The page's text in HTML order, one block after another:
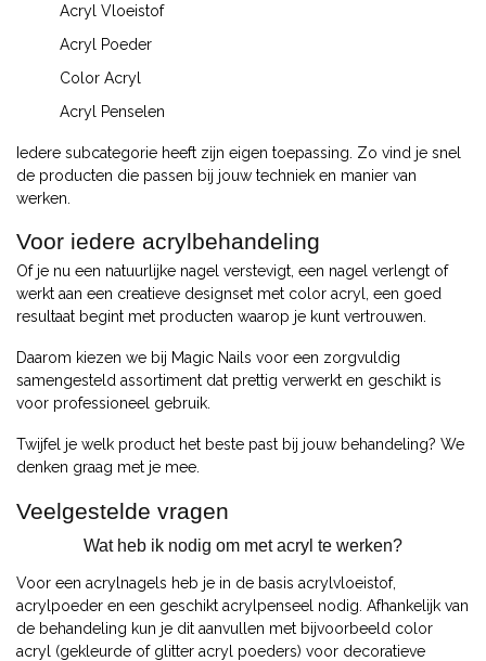
Acryl Vloeistof
Acryl Poeder
Color Acryl
Acryl Penselen
Iedere subcategorie heeft zijn eigen toepassing. Zo vind je snel
de producten die passen bij jouw techniek en manier van
werken.
Voor iedere acrylbehandeling
Of je nu een natuurlijke nagel verstevigt, een nagel verlengt of
werkt aan een creatieve designset met color acryl, een goed
resultaat begint met producten waarop je kunt vertrouwen.
Daarom kiezen we bij Magic Nails voor een zorgvuldig
samengesteld assortiment dat prettig verwerkt en geschikt is
voor professioneel gebruik.
Twijfel je welk product het beste past bij jouw behandeling? We
denken graag met je mee.
Veelgestelde vragen
Wat heb ik nodig om met acryl te werken?
Voor een acrylnagels heb je in de basis acrylvloeistof,
acrylpoeder en een geschikt acrylpenseel nodig. Afhankelijk van
de behandeling kun je dit aanvullen met bijvoorbeeld color
acryl (gekleurde of glitter acryl poeders) voor decoratieve